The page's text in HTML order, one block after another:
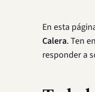
En esta
Calera. Ten
responder a